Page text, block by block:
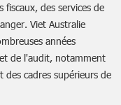
fiscaux, des services de
Viet Australie
années
de l'audit, notamment
des cadres supérieurs de